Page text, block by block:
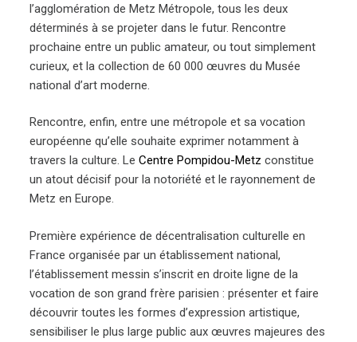
l’agglomération de Metz Métropole, tous les deux
déterminés à se projeter dans le futur. Rencontre
prochaine entre un public amateur, ou tout simplement
curieux, et la collection de 60 000 œuvres du Musée
national d’art moderne.
Rencontre, enfin, entre une métropole et sa vocation
européenne qu’elle souhaite exprimer notamment à
travers la culture. LeCentre Pompidou-Metz constitue
un atout décisif pour la notoriété et le rayonnement de
Metz en Europe.
Première expérience de décentralisation culturelle en
France organisée par un établissement national,
l’établissement messin s’inscrit en droite ligne de la
vocation de son grand frère parisien : présenter et faire
découvrir toutes les formes d’expression artistique,
sensibiliser le plus large public aux œuvres majeures des